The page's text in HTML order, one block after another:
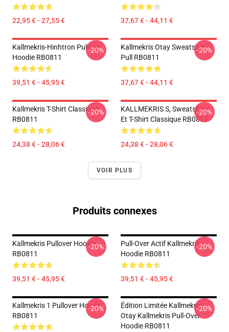
22,95 € - 27,55 € 37,67 € - 44,11 €
Kallmekris-Hinhtron Pullover
Hoodie RB0811
39,51 € - 45,95 €
-20%
Kallmekris Otay Sweatshirt
Pull RB0811
37,67 € - 44,11 €
-20%
Kallmekris T-Shirt Classique
RB0811
24,38 € - 28,06 €
-20%
KALLMEKRIS S, Sweatshirts
Et T-Shirt Classique RB0811
24,38 € - 28,06 €
-20%
VOIR PLUS
Produits connexes
Kallmekris Pullover Hoodie
RB0811
39,51 € - 45,95 €
-20%
Pull-Over Actif Kallmekris
Hoodie RB0811
39,51 € - 45,95 €
-20%
Kallmekris 1 Pullover Hoodie
RB0811
-20%
Édition Limitée Kallmekris
Otay Kallmekris Pull-Over
Hoodie RB0811
-20%